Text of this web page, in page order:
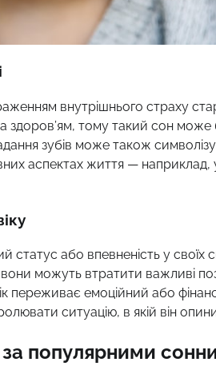
внутрішнього страху
здоров’ям, тому такий сон
зубів може також
аспектах життя — наприклад,
статус або впевненість у своїх
можуть втратити важливі
переживає емоційний або
ситуацію, в якій він
за популярними